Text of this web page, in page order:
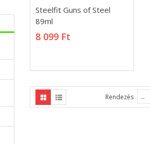
Steelfit Guns of Steel
89ml
8 099 Ft
Steelfit Guns of Steel
89ml
8 099 Ft
Rendezés